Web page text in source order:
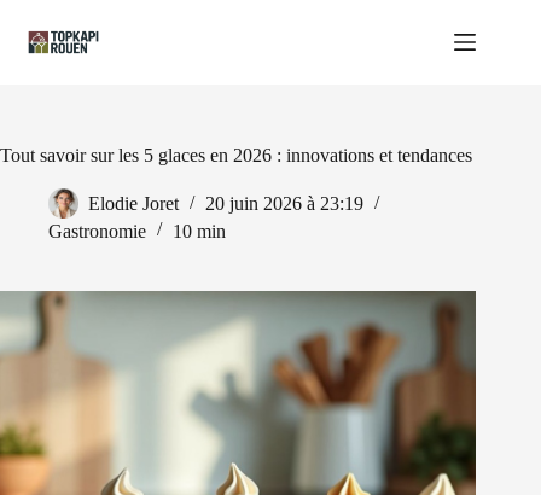
contenu
Tout savoir sur les 5 glaces en 2026 : innovations et tendances
Elodie Joret
20 juin 2026 à 23:19
Gastronomie
10 min